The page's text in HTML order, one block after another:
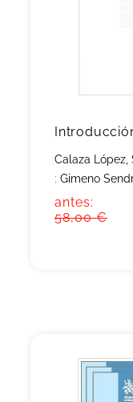
Calaza López,
; Gimeno
antes:
58,00 €